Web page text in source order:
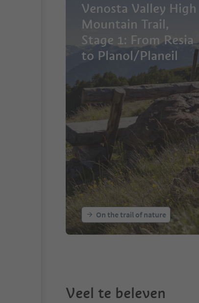
Venosta Valley High
Mountain Trail,
Stage 1: From Resia
to Planol/Planeil
On the trail of nature
Veel te beleven